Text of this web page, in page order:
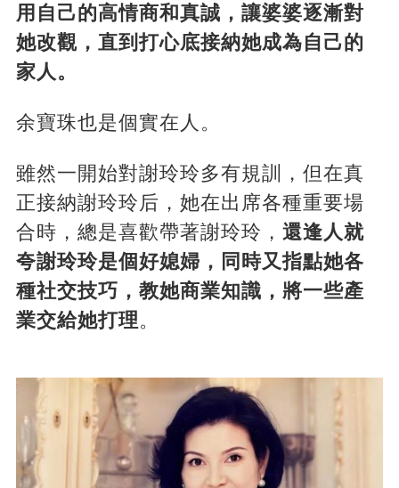
用自己的高情商和真誠，讓婆婆逐漸對
她改觀，直到打心底接納她成為自己的
家人。
余寶珠也是個實在人。
雖然一開始對謝玲玲多有規訓，但在真
正接納謝玲玲后，她在出席各種重要場
合時，總是喜歡帶著謝玲玲， 還逢人就
夸謝玲玲是個好媳婦，同時又指點她各
種社交技巧，教她商業知識，將一些產
業交給她打理。